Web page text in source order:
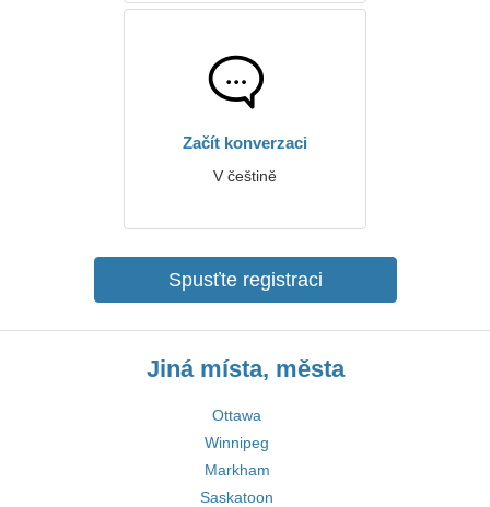
Začít konverzaci
V češtině
Spusťte registraci
Jiná místa, města
Ottawa
Winnipeg
Markham
Saskatoon